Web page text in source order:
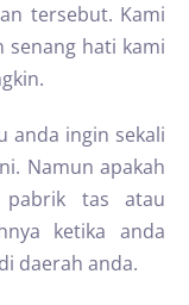
tersebut. Kami
senang hati kami
anda ingin sekali
Namun apakah
tas atau
ketika anda
daerah anda.